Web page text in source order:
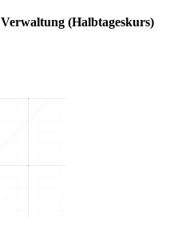
(Halbtageskurs)